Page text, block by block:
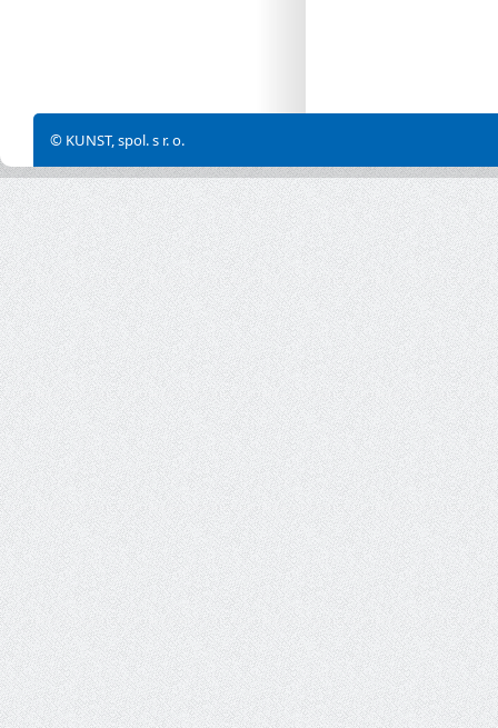
© KUNST, spol. s r. o.